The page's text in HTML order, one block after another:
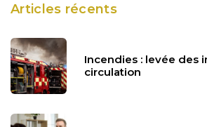
Articles récents
Incendies : levée des
circulation